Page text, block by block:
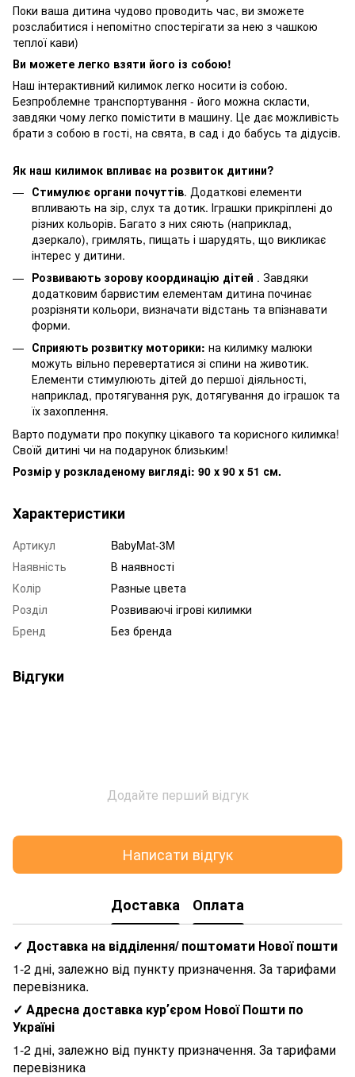
Поки ваша дитина чудово проводить час, ви зможете
розслабитися і непомітно спостерігати за нею з чашкою
теплої кави)
Ви можете легко взяти його із собою!
Наш інтерактивний килимок легко носити із собою.
Безпроблемне транспортування - його можна скласти,
завдяки чому легко помістити в машину. Це дає можливість
брати з собою в гості, на свята, в сад і до бабусь та дідусів.
Як наш килимок впливає на розвиток дитини?
Стимулює органи почуттів. Додаткові елементи
впливають на зір, слух та дотик. Іграшки прикріплені до
різних кольорів. Багато з них сяють (наприклад,
дзеркало), гримлять, пищать і шарудять, що викликає
інтерес у дитини.
Розвивають зорову координацію дітей . Завдяки
додатковим барвистим елементам дитина починає
розрізняти кольори, визначати відстань та впізнавати
форми.
Сприяють розвитку моторики: на килимку малюки
можуть вільно перевертатися зі спини на животик.
Елементи стимулюють дітей до першої діяльності,
наприклад, протягування рук, дотягування до іграшок та
їх захоплення.
Варто подумати про покупку цікавого та корисного килимка!
Своїй дитині чи на подарунок близьким!
Розмір у розкладеному вигляді: 90 х 90 х 51 см.
Характеристики
Артикул
BabyMat-3M
Наявність
В наявності
Колір
Разные цвета
Розділ
Розвиваючі ігрові килимки
Бренд
Без бренда
Відгуки
Додайте перший відгук
Написати відгук
Доставка Оплата
✓ Доставка на відділення/ поштомати Нової пошти
1-2 дні, залежно від пункту призначення. За тарифами
перевізника.
✓ Адресна доставка курʼєром Нової Пошти по
Україні
1-2 дні, залежно від пункту призначення. За тарифами
перевізника